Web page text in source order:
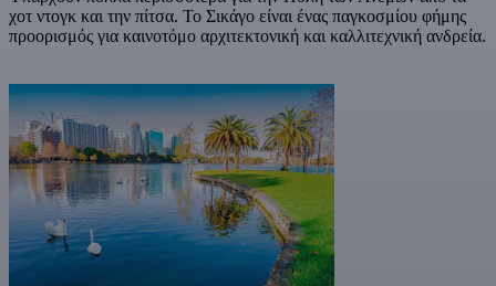
χοτ ντογκ και την πίτσα. Το Σικάγο είναι ένας παγκοσμίου φήμης
προορισμός για καινοτόμο αρχιτεκτονική και καλλιτεχνική ανδρεία.